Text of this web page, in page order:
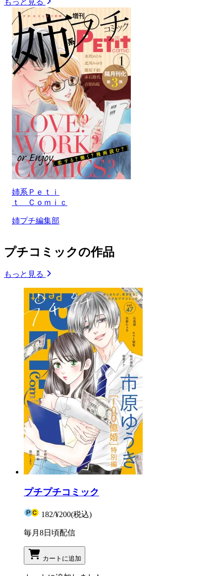
姉系Ｐｅｔｉ
ｔ Ｃｏｍｉｃ
姉プチ編集部
プチコミックの作品
もっと見る
プチプチコミック
182/¥200(税込)
毎月8日頃配信
カートに追加